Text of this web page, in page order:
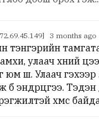
3 months ago
тэнгэрийн
улаач хүний
шүү. Улаач гэхээр
бүү эндүүрцгээ.
хүмүүс